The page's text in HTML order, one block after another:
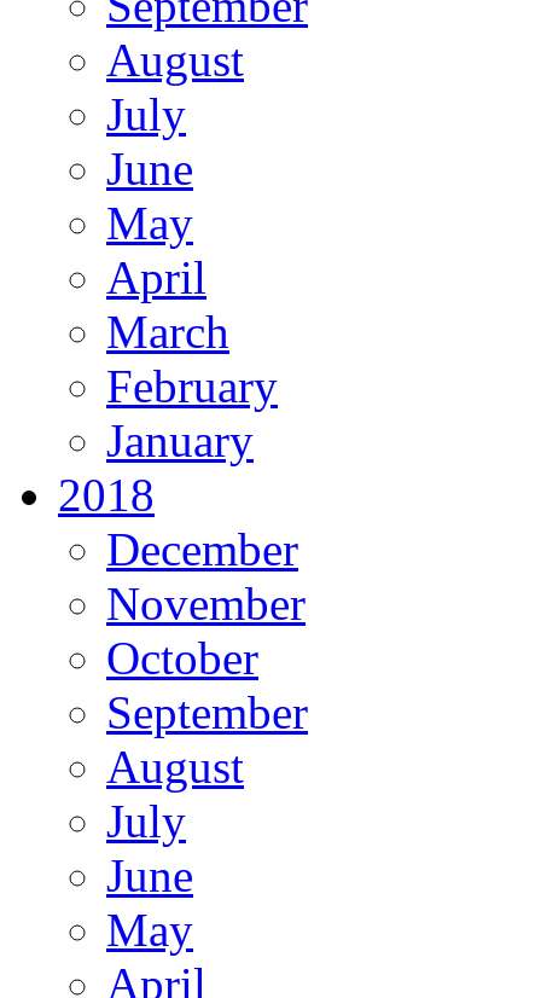
August
July
June
May
April
March
February
January
2018
December
November
October
September
August
July
June
May
April